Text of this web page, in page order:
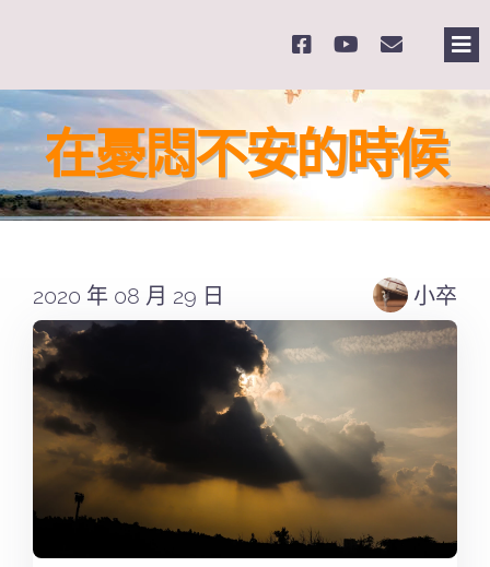
content
在憂悶不安的時候
2020 年 08 月 29 日 小卒